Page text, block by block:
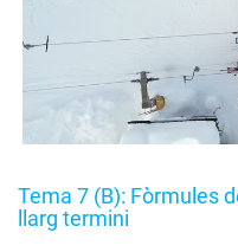
Tema 7 (B): Fòrmules
llarg termini